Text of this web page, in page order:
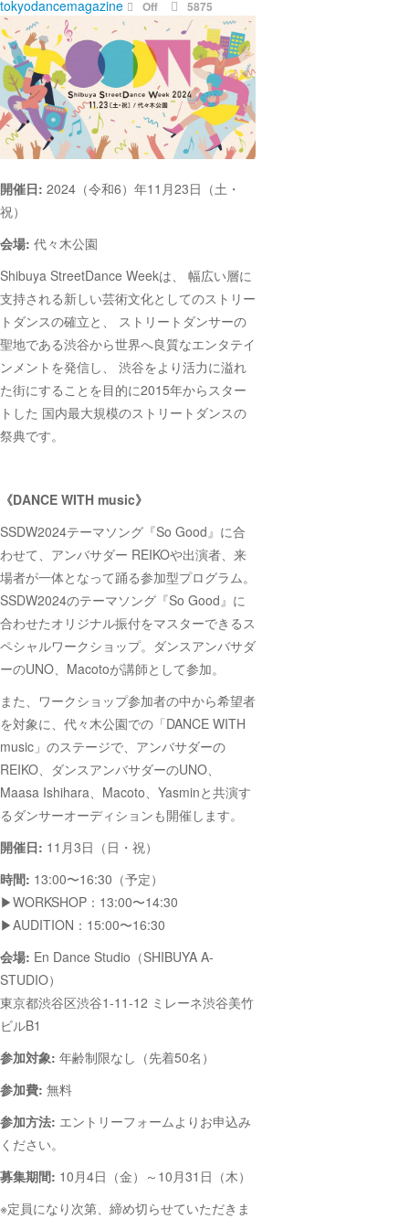
tokyodancemagazine
Off 5875
開催日: 2024（令和6）年11月23日（土・
祝）
会場: 代々木公園
Shibuya StreetDance Weekは、 幅広い層に
支持される新しい芸術文化としてのストリー
トダンスの確立と、 ストリートダンサーの
聖地である渋谷から世界へ良質なエンタテイ
ンメントを発信し、 渋谷をより活力に溢れ
た街にすることを目的に2015年からスター
トした 国内最大規模のストリートダンスの
祭典です。
《DANCE WITH music》
SSDW2024テーマソング『So Good』に合
わせて、アンバサダー REIKOや出演者、来
場者が一体となって踊る参加型プログラム。
SSDW2024のテーマソング『So Good』に
合わせたオリジナル振付をマスターできるス
ペシャルワークショップ。ダンスアンバサダ
ーのUNO、Macotoが講師として参加。
また、ワークショップ参加者の中から希望者
を対象に、代々木公園での「DANCE WITH
music」のステージで、アンバサダーの
REIKO、ダンスアンバサダーのUNO、
Maasa Ishihara、Macoto、Yasminと共演す
るダンサーオーディションも開催します。
開催日: 11月3日（日・祝）
時間: 13:00〜16:30（予定）
▶︎WORKSHOP：13:00〜14:30
▶︎AUDITION：15:00〜16:30
会場: En Dance Studio（SHIBUYA A-
STUDIO）
東京都渋谷区渋谷1-11-12 ミレーネ渋谷美竹
ビルB1
参加対象: 年齢制限なし（先着50名）
参加費: 無料
参加方法: エントリーフォームよりお申込み
ください。
募集期間: 10月4日（金）～10月31日（木）
※定員になり次第、締め切らせていただきま